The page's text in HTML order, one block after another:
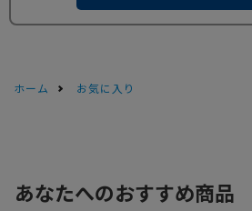
ホーム お気に入り